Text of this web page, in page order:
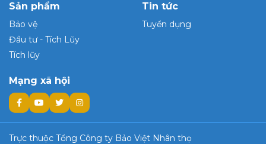
Sản phẩm
Bảo vệ
Đầu tư - Tích Lũy
Tích lũy
Mạng xã hội
Tin tức
Tuyển dụng
Trực thuộc Tổng Công ty Bảo Việt Nhân thọ